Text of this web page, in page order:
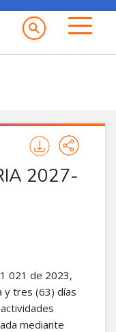
2027-
021 de 2023,
y tres (63) días
mediante